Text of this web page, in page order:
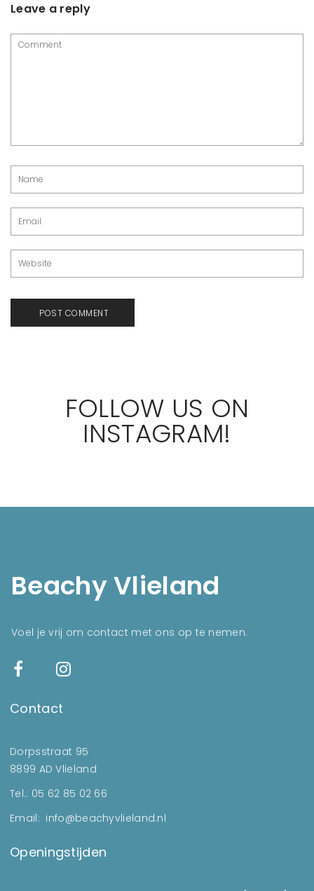
Leave a reply
FOLLOW US ON
INSTAGRAM!
Beachy Vlieland
Voel je vrij om contact met ons op te nemen.
Contact
Dorpsstraat 95
8899 AD Vlieland
Tel.: 05 62 85 02 66
Email: info@beachyvlieland.nl
Openingstijden